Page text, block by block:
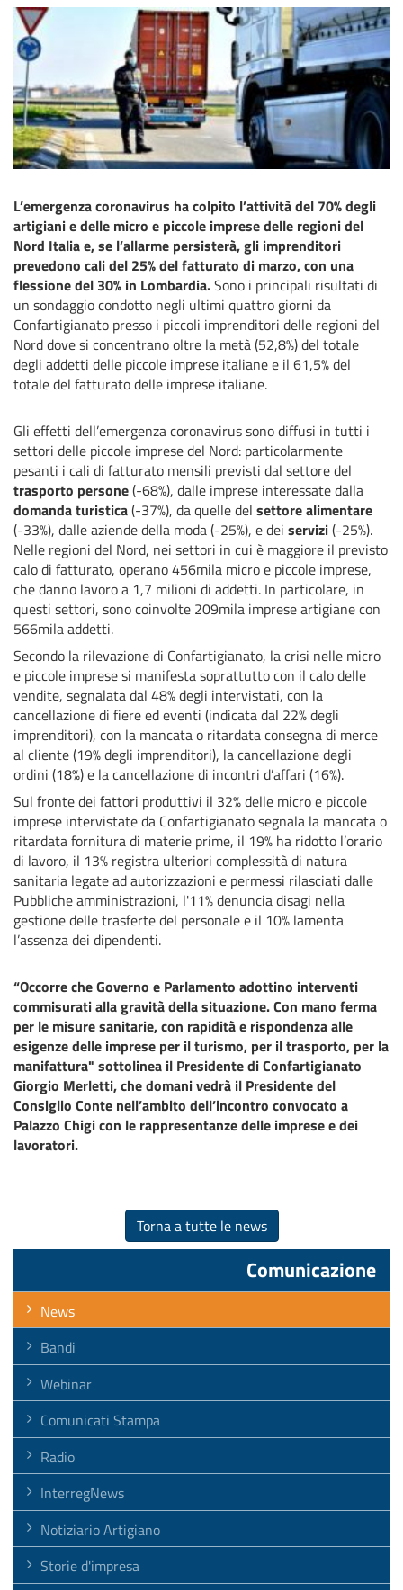
L’emergenza coronavirus ha colpito l’attività del 70% degli
artigiani e delle micro e piccole imprese delle regioni del
Nord Italia e, se l’allarme persisterà, gli imprenditori
prevedono cali del 25% del fatturato di marzo, con una
flessione del 30% in Lombardia.Sono i principali risultati di
un sondaggio condotto negli ultimi quattro giorni da
Confartigianato presso i piccoli imprenditori delle regioni del
Nord dove si concentrano oltre la metà (52,8%) del totale
degli addetti delle piccole imprese italiane e il 61,5% del
totale del fatturato delle imprese italiane.
Gli effetti dell’emergenza coronavirus sono diffusi in tutti i
settori delle piccole imprese del Nord: particolarmente
pesanti i cali di fatturato mensili previsti dal settore del
trasporto persone(-68%), dalle imprese interessate dalla
domanda turistica(-37%), da quelle del settore alimentare
(-33%), dalle aziende della moda (-25%), e dei servizi(-25%).
Nelle regioni del Nord, nei settori in cui è maggiore il previsto
calo di fatturato, operano 456mila micro e piccole imprese,
che danno lavoro a 1,7 milioni di addetti. In particolare, in
questi settori, sono coinvolte 209mila imprese artigiane con
566mila addetti.
Secondo la rilevazione di Confartigianato, la crisi nelle micro
e piccole imprese si manifesta soprattutto con il calo delle
vendite, segnalata dal 48% degli intervistati, con la
cancellazione di fiere ed eventi (indicata dal 22% degli
imprenditori), con la mancata o ritardata consegna di merce
al cliente (19% degli imprenditori), la cancellazione degli
ordini (18%) e la cancellazione di incontri d’affari (16%).
Sul fronte dei fattori produttivi il 32% delle micro e piccole
imprese intervistate da Confartigianato segnala la mancata o
ritardata fornitura di materie prime, il 19% ha ridotto l’orario
di lavoro, il 13% registra ulteriori complessità di natura
sanitaria legate ad autorizzazioni e permessi rilasciati dalle
Pubbliche amministrazioni, l'11% denuncia disagi nella
gestione delle trasferte del personale e il 10% lamenta
l’assenza dei dipendenti.
“Occorre che Governo e Parlamento adottino interventi
commisurati alla gravità della situazione. Con mano ferma
per le misure sanitarie, con rapidità e rispondenza alle
esigenze delle imprese per il turismo, per il trasporto, per la
manifattura" sottolinea il Presidente di Confartigianato
Giorgio Merletti, che domani vedrà il Presidente del
Consiglio Conte nell’ambito dell’incontro convocato a
Palazzo Chigi con le rappresentanze delle imprese e dei
lavoratori.
Torna a tutte le news
Comunicazione
News
Bandi
Webinar
Comunicati Stampa
Radio
InterregNews
Notiziario Artigiano
Storie d'impresa